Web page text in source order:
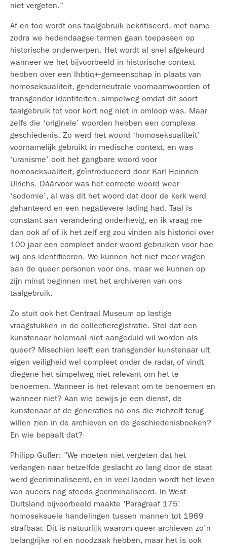
niet vergeten."
Af en toe wordt ons taalgebruik bekritiseerd, met name
zodra we hedendaagse termen gaan toepassen op
historische onderwerpen. Het wordt al snel afgekeurd
wanneer we het bijvoorbeeld in historische context
hebben over een lhbtiq+-gemeenschap in plaats van
homoseksualiteit, genderneutrale voornaamwoorden of
transgender identiteiten, simpelweg omdat dit soort
taalgebruik tot voor kort nog niet in omloop was. Maar
zelfs die ‘originele’ woorden hebben een complexe
geschiedenis. Zo werd het woord ‘homoseksualiteit’
voornamelijk gebruikt in medische context, en was
‘uranisme’ ooit het gangbare woord voor
homoseksualiteit, geïntroduceerd door Karl Heinrich
Ulrichs. Dáárvoor was het correcte woord weer
‘sodomie’, al was dit het woord dat door de kerk werd
gehanteerd en een negatievere lading had. Taal is
constant aan verandering onderhevig, en ik vraag me
dan ook af of ik het zelf erg zou vinden als historici over
100 jaar een compleet ander woord gebruiken voor hoe
wij ons identificeren. We kunnen het niet meer vragen
aan de queer personen voor ons, maar we kunnen op
zijn minst beginnen met het archiveren van ons
taalgebruik.
Zo stuit ook het Centraal Museum op lastige
vraagstukken in de collectieregistratie. Stel dat een
kunstenaar helemaal niet aangeduid wil worden als
queer? Misschien leeft een transgender kunstenaar uit
eigen veiligheid wel compleet onder de radar, of vindt
diegene het simpelweg niet relevant om het te
benoemen. Wanneer is het relevant om te benoemen en
wanneer niet? Aan wie bewijs je een dienst, de
kunstenaar of de generaties na ons die zichzelf terug
willen zien in de archieven en de geschiedenisboeken?
En wie bepaalt dat?
Philipp Gufler: "We moeten niet vergeten dat het
verlangen naar hetzelfde geslacht zo lang door de staat
werd gecriminaliseerd, en in veel landen wordt het leven
van queers nog steeds gecriminaliseerd. In West-
Duitsland bijvoorbeeld maakte 'Paragraaf 175'
homoseksuele handelingen tussen mannen tot 1969
strafbaar. Dit is natuurlijk waarom queer archieven zo'n
belangrijke rol en noodzaak hebben, maar het is ook